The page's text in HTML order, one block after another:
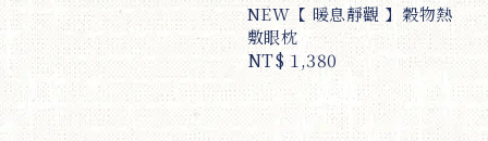
NEW【 暖息靜觀 】穀物熱
敷眼枕
Regular
price
NT$ 1,380